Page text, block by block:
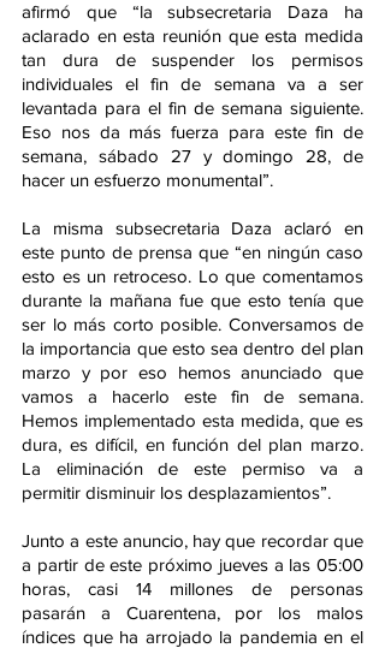
afirmó que “la subsecretaria Daza ha
aclarado en esta reunión que esta medida
tan dura de suspender los permisos
individuales el fin de semana va a ser
levantada para el fin de semana siguiente.
Eso nos da más fuerza para este fin de
semana, sábado 27 y domingo 28, de
hacer un esfuerzo monumental”.
La misma subsecretaria Daza aclaró en
este punto de prensa que “en ningún caso
esto es un retroceso. Lo que comentamos
durante la mañana fue que esto tenía que
ser lo más corto posible. Conversamos de
la importancia que esto sea dentro del plan
marzo y por eso hemos anunciado que
vamos a hacerlo este fin de semana.
Hemos implementado esta medida, que es
dura, es difícil, en función del plan marzo.
La eliminación de este permiso va a
permitir disminuir los desplazamientos”.
Junto a este anuncio, hay que recordar que
a partir de este próximo jueves a las 05:00
horas, casi 14 millones de personas
pasarán a Cuarentena, por los malos
índices que ha arrojado la pandemia en el